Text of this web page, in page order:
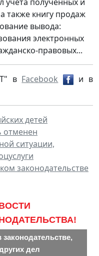
также книгу продаж
вывода:
электронных
правовых...
в Facebook
и в
детей
ситуации,
законодательстве
дел